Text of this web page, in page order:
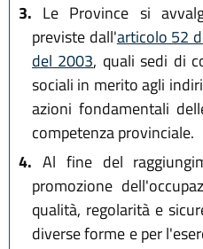
3. Le Province si
previste dall'articolo 52
del 2003, quali sedi di
sociali in merito agli
azioni fondamentali
competenza provinciale.
4. Al fine del
promozione
qualità, regolarità e
diverse forme e per